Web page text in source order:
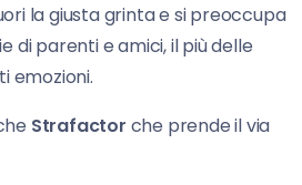
la giusta grinta e si preoccupa
di parenti e amici, il più delle
emozioni.
Strafactor che prende il via